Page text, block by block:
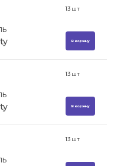
13шт
В корзину
13шт
В корзину
13шт